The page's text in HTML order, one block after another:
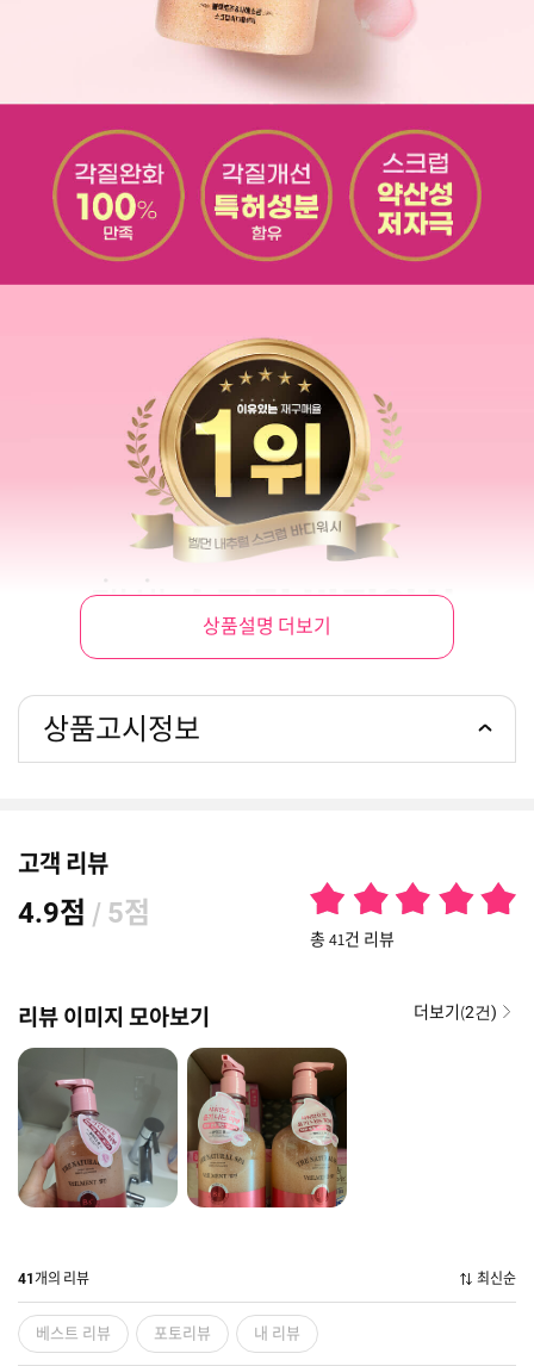
상품설명 더보기
상품고시정보
고객 리뷰
4.9점 / 5점
총 41건 리뷰
리뷰 이미지 모아보기 더보기(2건)
41 개의 리뷰 최신순
베스트 리뷰 포토리뷰 내 리뷰